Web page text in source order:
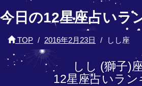
今日の12星座占いラ
TOP 2016年2月23日 しし座
しし (獅子)
12星座占いラ